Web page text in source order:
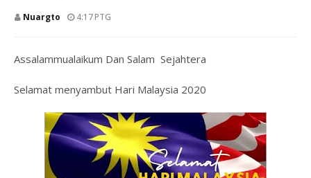
Nuargto 4:17 PTG
Assalammualaikum Dan Salam Sejahtera
Selamat menyambut Hari Malaysia 2020